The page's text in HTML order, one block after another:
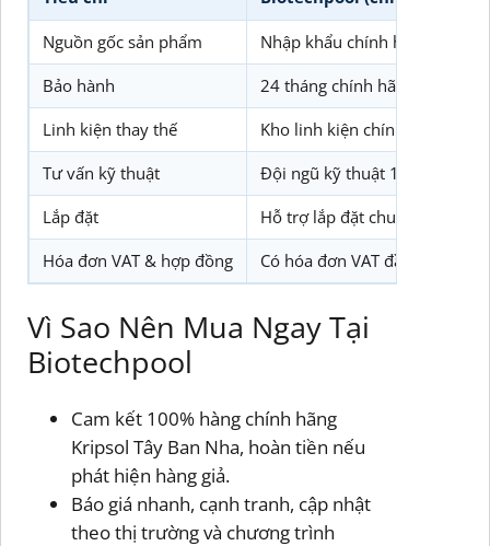
Nguồn gốc sản phẩm Nhập khẩu chính hãng
Bảo hành 24 tháng chính hãng, hỗ trợ
Linh kiện thay thế Kho linh kiện chính hãng sẵn
Tư vấn kỹ thuật Đội ngũ kỹ thuật 10+ năm
Lắp đặt Hỗ trợ lắp đặt chuyên
Hóa đơn VAT & hợp đồng Có hóa đơn VAT đầy đủ, hợp
Vì Sao Nên Mua Ngay Tại
Biotechpool
Cam kết 100% hàng chính hãng
Kripsol Tây Ban Nha, hoàn tiền nếu
phát hiện hàng giả.
Báo giá nhanh, cạnh tranh, cập nhật
theo thị trường và chương trình